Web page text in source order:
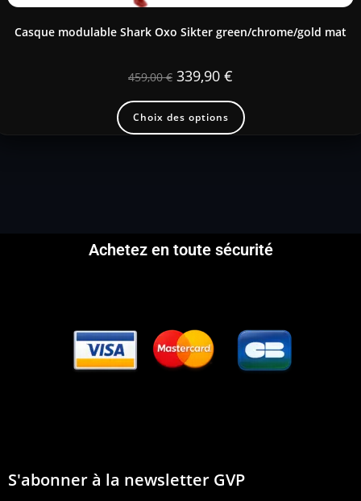
Casque modulable Shark Oxo Sikter green/chrome/gold mat
459,00€ 339,90 €
Choix des options
Achetez en toute sécurité
S'abonner à la newsletter GVP